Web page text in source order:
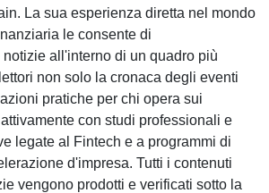
La sua esperienza diretta nel mondo
le consente di
all'interno di un quadro più
non solo la cronaca degli eventi
pratiche per chi opera sui
con studi professionali e
legate al Fintech e a programmi di
d'impresa. Tutti i contenuti
vengono prodotti e verificati sotto la